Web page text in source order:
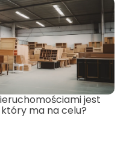
jest
ma na celu?